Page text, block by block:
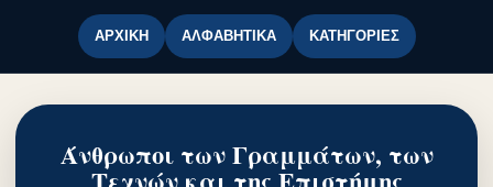
ΑΡΧΙΚΉ ΑΛΦΑΒΗΤΙΚΆ ΚΑΤΗΓΟΡΊΕΣ
Άνθρωποι των Γραμμάτων, των